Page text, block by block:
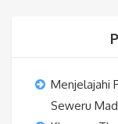
Menjelajahi
Seweru